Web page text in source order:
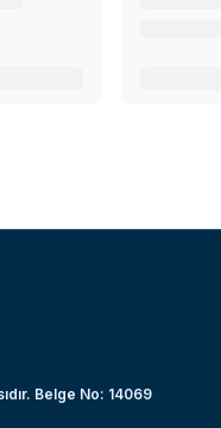
Belge No: 14069